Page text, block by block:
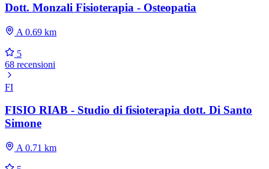
Dott. Monzali Fisioterapia - Osteopatia
A 0.69 km
5
68 recensioni
FI
FISIO RIAB - Studio di fisioterapia dott. Di Santo
Simone
A 0.71 km